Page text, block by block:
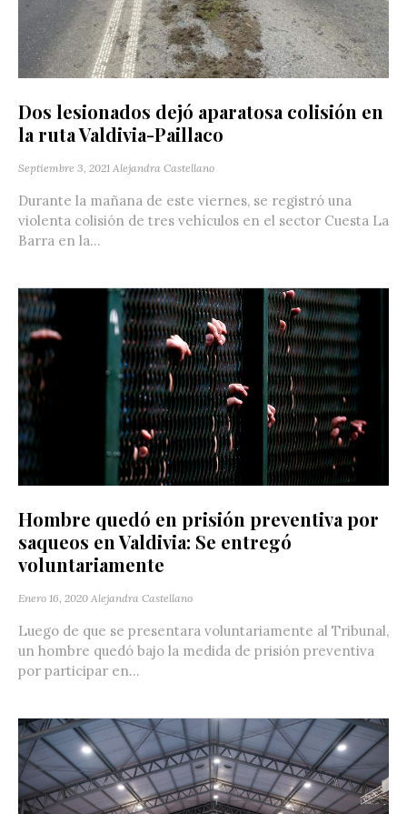
Dos lesionados dejó aparatosa colisión en
la ruta Valdivia-Paillaco
Septiembre 3, 2021 Alejandra Castellano
Durante la mañana de este viernes, se registró una
violenta colisión de tres vehículos en el sector Cuesta La
Barra en la...
Hombre quedó en prisión preventiva por
saqueos en Valdivia: Se entregó
voluntariamente
Enero 16, 2020 Alejandra Castellano
Luego de que se presentara voluntariamente al Tribunal,
un hombre quedó bajo la medida de prisión preventiva
por participar en...